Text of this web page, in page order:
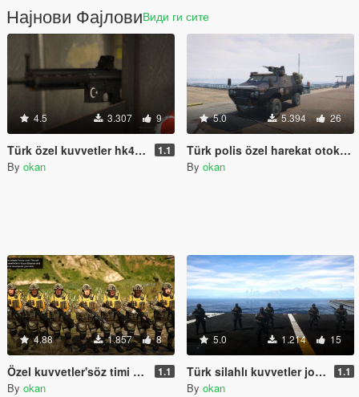
Најнови ФајловиВиди ги сите
4.5 3.307 9
Türk özel kuvvetler hk416 silahı (Special Forces HK416) 1.1
By okan
5.0 5.394 26
Türk polis özel harekat otokar kobra aracı (Turkish Special Forces)
By okan
4.88 1.857 8
Özel kuvvetler'söz timi [4K] 1.1
By okan
5.0 1.214 15
Türk silahlı kuvvetler joper timi [4K] 1.1
By okan